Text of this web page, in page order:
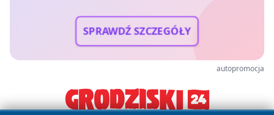
SPRAWDŹ SZCZEGÓŁY
autopromocja